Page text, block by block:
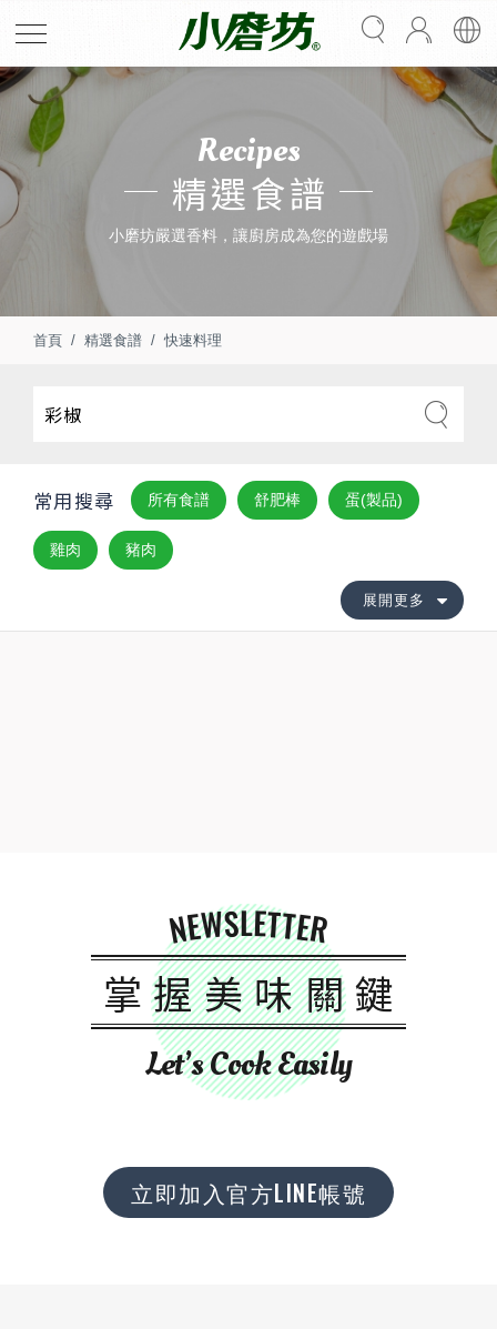
Recipes
精選食譜
小磨坊嚴選香料，讓廚房成為您的遊戲場
首頁 精選食譜 快速料理
常用搜尋 所有食譜 舒肥棒 蛋(製品)
雞肉 豬肉
展開更多
NEWSLETTER
掌握美味關鍵
Let’s Cook Easily
立即加入官方LINE帳號